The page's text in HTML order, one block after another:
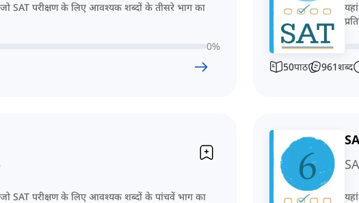
SAT परीक्षण के लिए आवश्यक शब्दों के तीसरे भाग का
0%
50पाठ 961शब्द
SAT परीक्षण के लिए आवश्यक शब्दों के पांचवें भाग का